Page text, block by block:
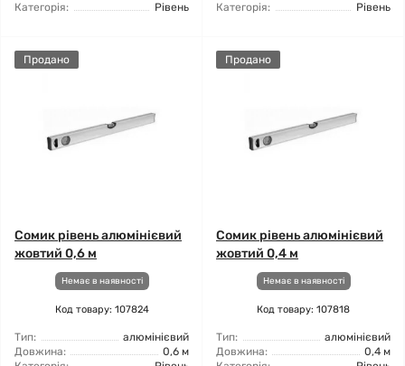
Категорія:
Рівень
Категорія:
Рівень
Продано
Сомик рівень алюмінієвий
жовтий 0,6 м
Немає в наявності
Код товару: 107824
Тип:
алюмінієвий
Довжина:
0,6 м
Продано
Сомик рівень алюмінієвий
жовтий 0,4 м
Немає в наявності
Код товару: 107818
Тип:
алюмінієвий
Довжина:
0,4 м